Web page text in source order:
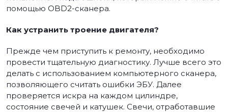
помощью OBD2-сканера.
Как устранить троение двигателя?
Прежде чем приступить к ремонту, необходимо
провести тщательную диагностику. Лучше всего это
делать с использованием компьютерного сканера,
позволяющего считать ошибки ЭБУ. Далее
проверяется искра на каждом цилиндре,
состояние свечей и катушек. Свечи, отработавшие